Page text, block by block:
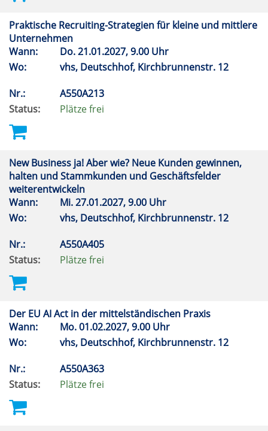
Praktische Recruiting-Strategien für kleine und mittlere
Unternehmen
Wann:
Do.21.01.2027, 9.00 Uhr
Wo:
vhs, Deutschhof, Kirchbrunnenstr. 12
Nr.:
A550A213
Status:
Plätze frei
New Business ja! Aber wie? Neue Kunden gewinnen,
halten und Stammkunden und Geschäftsfelder
weiterentwickeln
Wann:
Mi.27.01.2027, 9.00 Uhr
Wo:
vhs, Deutschhof, Kirchbrunnenstr. 12
Nr.:
A550A405
Status:
Plätze frei
Der EU AI Act in der mittelständischen Praxis
Wann:
Mo.01.02.2027, 9.00 Uhr
Wo:
vhs, Deutschhof, Kirchbrunnenstr. 12
Nr.:
A550A363
Status:
Plätze frei